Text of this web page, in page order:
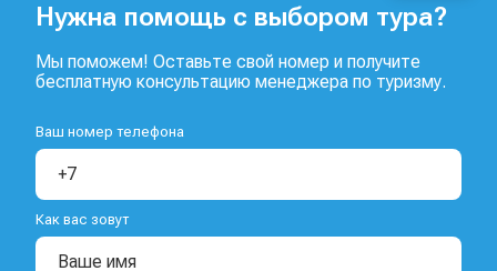
Нужна помощь с выбором тура?
Мы поможем! Оставьте свой номер и получите
бесплатную консультацию менеджера по туризму.
Ваш номер телефона
Как вас зовут